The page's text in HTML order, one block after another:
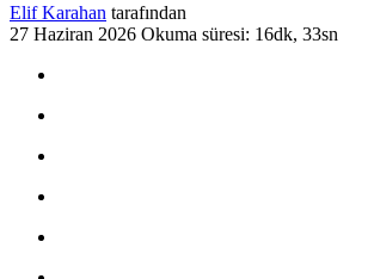
Elif Karahan tarafından
27 Haziran 2026 Okuma süresi: 16dk, 33sn